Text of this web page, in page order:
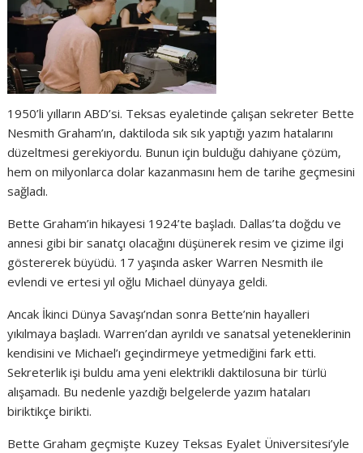
1950’li yılların ABD’si. Teksas eyaletinde çalışan sekreter Bette
Nesmith Graham’ın, daktiloda sık sık yaptığı yazım hatalarını
düzeltmesi gerekiyordu. Bunun için bulduğu dahiyane çözüm,
hem on milyonlarca dolar kazanmasını hem de tarihe geçmesini
sağladı.
Bette Graham’in hikayesi 1924’te başladı. Dallas’ta doğdu ve
annesi gibi bir sanatçı olacağını düşünerek resim ve çizime ilgi
göstererek büyüdü. 17 yaşında asker Warren Nesmith ile
evlendi ve ertesi yıl oğlu Michael dünyaya geldi.
Ancak İkinci Dünya Savaşı’ndan sonra Bette’nin hayalleri
yıkılmaya başladı. Warren’dan ayrıldı ve sanatsal yeteneklerinin
kendisini ve Michael’ı geçindirmeye yetmediğini fark etti.
Sekreterlik işi buldu ama yeni elektrikli daktilosuna bir türlü
alışamadı. Bu nedenle yazdığı belgelerde yazım hataları
biriktikçe birikti.
Bette Graham geçmişte Kuzey Teksas Eyalet Üniversitesi’yle